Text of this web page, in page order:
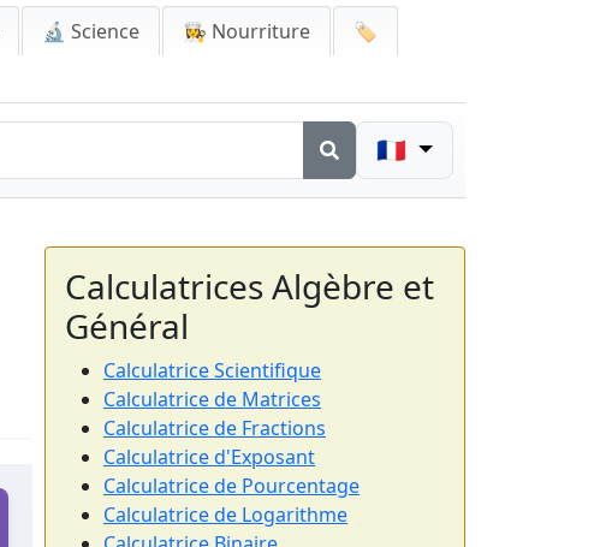
🔬 Science 👩‍🍳 Nourriture
🏷️
🇫🇷
Calculatrices Algèbre et
Général
Calculatrice Scientifique
Calculatrice de Matrices
Calculatrice de Fractions
Calculatrice d'Exposant
Calculatrice de Pourcentage
Calculatrice de Logarithme